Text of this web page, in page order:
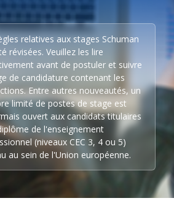
relatives aux stages Schuman
révisées. Veuillez les lire
avant de postuler et suivre
de candidature contenant les
Entre autres nouveautés, un
limité de postes de stage est
ouvert aux candidats titulaires
de l'enseignement
(niveaux CEC 3, 4 ou 5)
au sein de l'Union européenne.